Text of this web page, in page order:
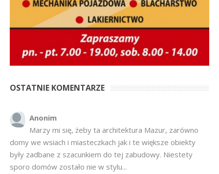
OSTATNIE KOMENTARZE
Anonim
Marzy mi się, żeby ta architektura Mazur, zarówno
domy we wsiach i miasteczkach jak i te większe obiekty
były zadbane z szacunkiem do tej zabudowy. Niestety
sporo domów zostało nie w stylu...